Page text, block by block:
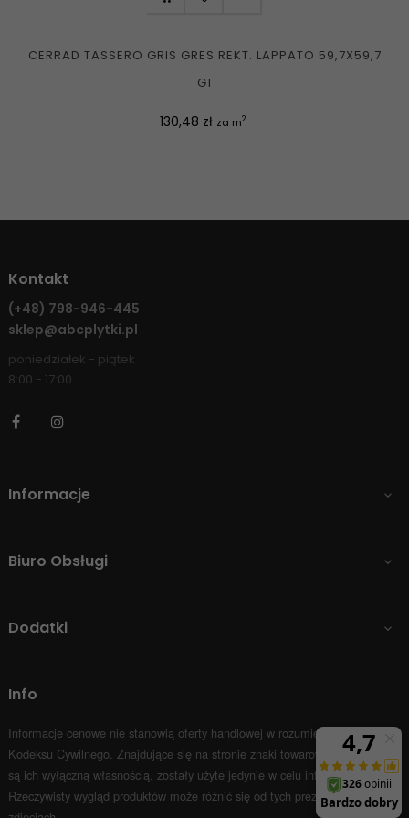
CERRAD TASSERO GRIS GRES REKT. LAPPATO 59,7X59,7
G1
Cena
130,48 zł za m2
Kontakt
(+48) 798-946-445
sklep@abcplytki.pl
poniedziałek - piątek
8:00 - 17:00
Facebook
Informacje 
Biuro Obsługi 
Dodatki 
Info
Informacje cenowe nie stanowią oferty handlowej w rozumieniu Art.66 par.1
Kodeksu Cywilnego. Znajdujące się na stronie znaki towarowe i nazwy firm
są ich wyłączną własnością, zostały użyte jedynie w celu informacyjnym.
Rzeczywisty wygląd produktów może różnić się od tych prezentowanych na